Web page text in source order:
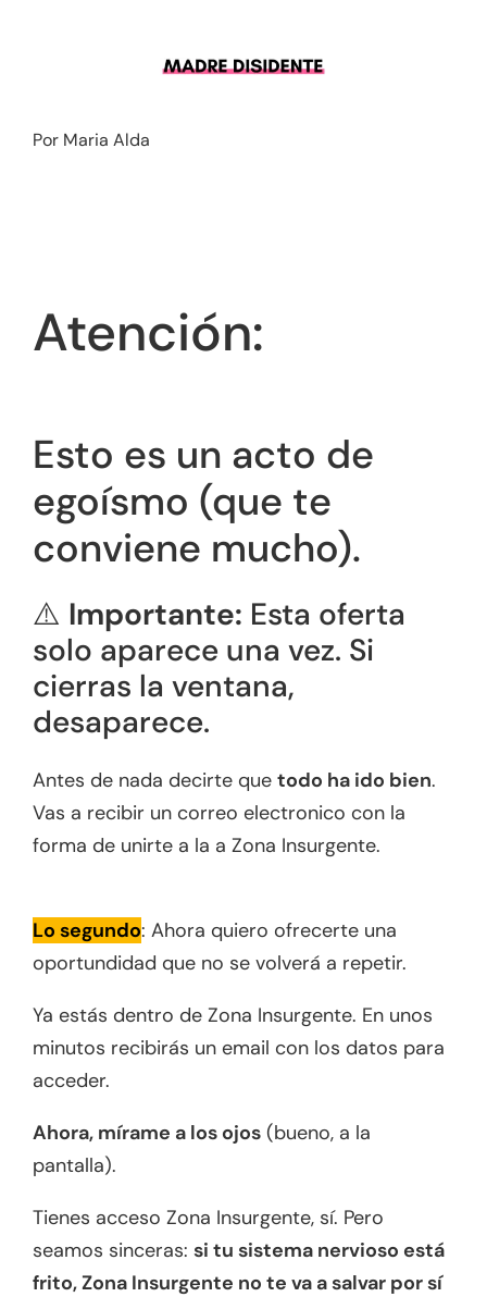
Por Maria Alda
Atención:
Esto es un acto de
egoísmo (que te
conviene mucho).
⚠️ Importante: Esta oferta
solo aparece una vez. Si
cierras la ventana,
desaparece.
Antes de nada decirte quetodo ha ido bien.
Vas a recibir un correo electronico con la
forma de unirte a la a Zona Insurgente.
Lo segundo: Ahora quiero ofrecerte una
oportundidad que no se volverá a repetir.
Ya estás dentro de Zona Insurgente. En unos
minutos recibirás un email con los datos para
acceder.
Ahora, mírame a los ojos (bueno, a la
pantalla).
Tienes acceso Zona Insurgente, sí. Pero
seamos sinceras:si tu sistema nervioso está
frito, Zona Insurgente no te va a salvar por sí